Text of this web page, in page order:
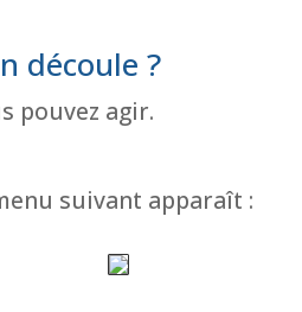
découle ?
pouvez agir.
suivant apparaît :